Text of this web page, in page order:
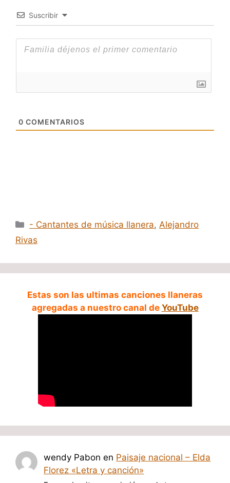
Suscribir
0 COMENTARIOS
Categorías
- Cantantes de música llanera, Alejandro
Rivas
Estas son las ultimas canciones llaneras
agregadas a nuestro canal de YouTube
wendy Pabon en Paisaje nacional – Elda
Florez «Letra y canción»